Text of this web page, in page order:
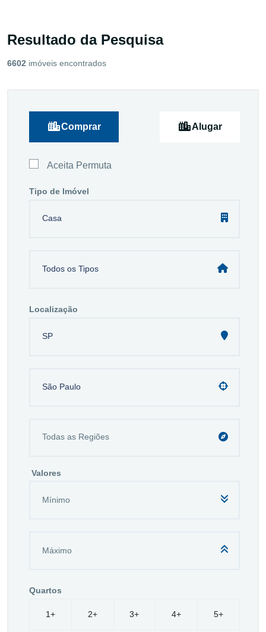
Resultado da Pesquisa
6602 imóveis encontrados
Comprar Alugar
Aceita Permuta
Tipo de Imóvel
Casa
Todos os Tipos
Localização
SP
São Paulo
Valores
Quartos
1+ 2+ 3+ 4+ 5+